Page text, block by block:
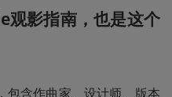
影指南，也是这个
包含作曲家、设计师、版本